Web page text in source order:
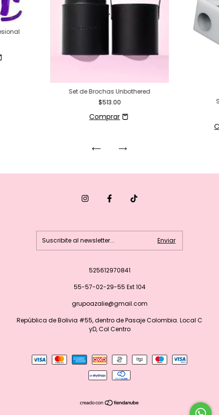
Set de Brochas Unbothered
$513.00
525612970841
55-57-02-29-55 Ext 104
grupoazalie@gmail.com
República de Bolivia #55, dentro de Pasaje Colombia. Local C
yD, Col Centro